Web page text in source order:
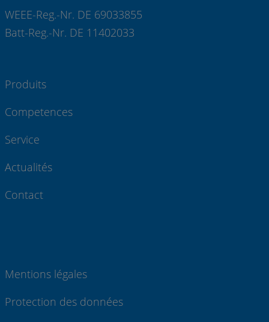
WEEE-Reg.-Nr. DE 69033855
Batt-Reg.-Nr. DE 11402033
Produits
Competences
Service
Actualités
Contact
Mentions légales
Protection des données